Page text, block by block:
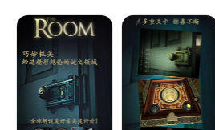
精巧设计 奇妙连连
奇特钥匙、荧光手印、大小齿轮
暗藏隐秘线索，精巧机关带你走
悬疑剧情 环环相扣